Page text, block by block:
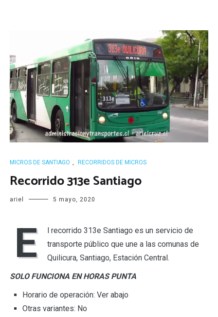
MICROS DE SANTIAGO , RECORRIDOS DE MICROS
Recorrido 313e Santiago
ariel 5 mayo, 2020
E
l recorrido 313e Santiago es un servicio de
transporte público que une a las comunas de
Quilicura, Santiago, Estación Central.
SOLO FUNCIONA EN HORAS PUNTA
Horario de operación: Ver abajo
Otras variantes: No